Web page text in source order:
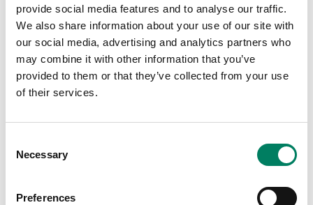
provide social media features and to analyse our traffic.
We also share information about your use of our site with
our social media, advertising and analytics partners who
may combine it with other information that you’ve
provided to them or that they’ve collected from your use
of their services.
Selection
Necessary
Preferences
Kort monteringsklämma till tross för olika Genelec-modeller.